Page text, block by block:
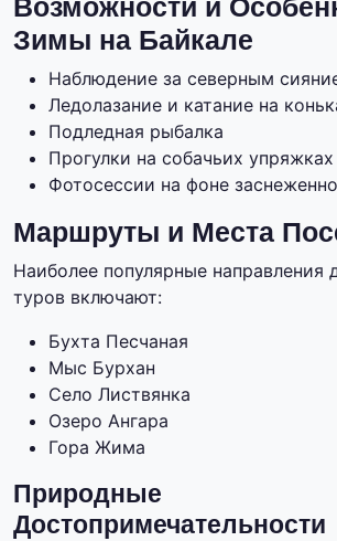
Возможности и
Зимы на Байкале
Наблюдение за северным
Ледолазание и катание на
Подледная рыбалка
Прогулки на собачьих упряжках
Фотосессии на фоне
Маршруты и Места
Наиболее популярные направления
туров включают:
Бухта Песчаная
Мыс Бурхан
Село Листвянка
Озеро Ангара
Гора Жима
Природные
Достопримечательности